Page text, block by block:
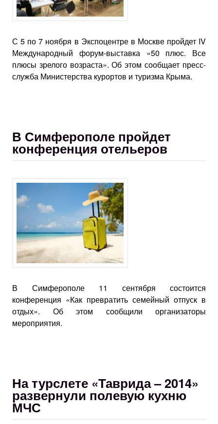
С 5 по 7 ноября в Экспоцентре в Москве пройдет IV
Международный форум-выставка «50 плюс. Все
плюсы зрелого возраста». Об этом сообщает пресс-
служба Министерства курортов и туризма Крыма.
В Симферополе пройдет
конференция отельеров
В Симферополе 11 сентября состоится
конференция «Как превратить семейный отпуск в
отдых». Об этом сообщили организаторы
мероприятия.
На турслете «Таврида – 2014»
развернули полевую кухню
МЧС